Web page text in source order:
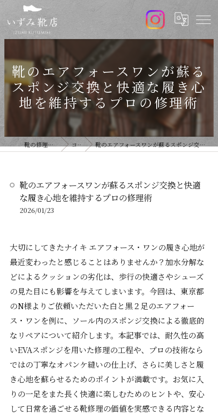
靴のエアフォースワンが蘇る
スポンジ交換と快適な履き心
地を維持するプロの修理術
靴の修理ならいずみ靴店 コラム 靴のエアフォースワンが蘇るスポンジ交換と快適な履き心地を維持するプロの修理術
靴のエアフォースワンが蘇るスポンジ交換と快適
な履き心地を維持するプロの修理術
2026/01/23
大切にしてきたナイキ エアフォース・ワンの履き心地が
最近変わったと感じることはありませんか？加水分解な
どによるクッションの劣化は、歩行の快適さやシューズ
の見た目にも影響を与えてしまいます。今回は、東京都
のN様よりご依頼いただいた白と黒２足のエアフォー
ス・ワンを例に、ソール内のスポンジ交換による徹底的
なリペアについて紹介します。本記事では、耐久性の高
いEVAスポンジを用いた修理の工程や、プロの技術なら
ではの丁寧なオパンケ縫いの仕上げ、さらに美しさと履
き心地を蘇らせるためのポイントが満載です。お気に入
りの一足をまた長く快適に楽しむためのヒントや、安心
して日常を過ごせる靴修理の価値を実感できる内容とな